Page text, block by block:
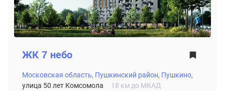
ЖК 7 небо
Московская область, Пушкинский район, Пушкино,
улица 50 лет Комсомола
18 км до МКАД